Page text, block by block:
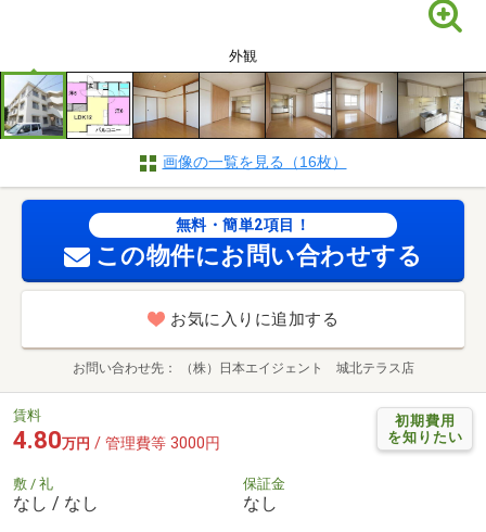
外観
画像の一覧を見る（16枚）
無料・簡単2項目！
この物件にお問い合わせする
お気に入りに追加する
お問い合わせ先 （株）日本エイジェント 城北テラス店
初期費用
を知りたい
賃料
4.80万円 / 管理費等 3000円
敷 / 礼
なし / なし
保証金
なし